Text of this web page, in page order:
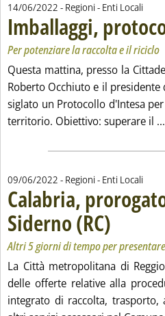
14/06/2022 - Regioni - Enti Locali
Imballaggi,
Per potenziare la raccolta e il riciclo
Questa mattina, presso la
Roberto Occhiuto e il
siglato un Protocollo d'Intesa
territorio. Obiettivo: superare il ...
09/06/2022 - Regioni - Enti Locali
Calabria,
Siderno (RC) . Sottotitolo:
. Pubblicata
Altri 5 giorni di tempo per
La Città metropolitana di
delle offerte relative alla
integrato di raccolta,